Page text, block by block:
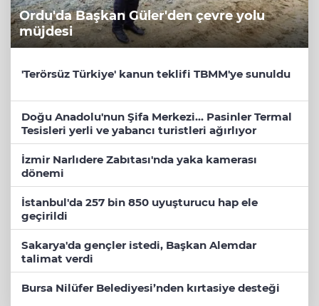
Ordu'da Başkan Güler'den çevre yolu
müjdesi
'Terörsüz Türkiye' kanun teklifi TBMM'ye sunuldu
Doğu Anadolu'nun Şifa Merkezi... Pasinler Termal
Tesisleri yerli ve yabancı turistleri ağırlıyor
İzmir Narlıdere Zabıtası'nda yaka kamerası
dönemi
İstanbul'da 257 bin 850 uyuşturucu hap ele
geçirildi
Sakarya'da gençler istedi, Başkan Alemdar
talimat verdi
Bursa Nilüfer Belediyesi’nden kırtasiye desteği